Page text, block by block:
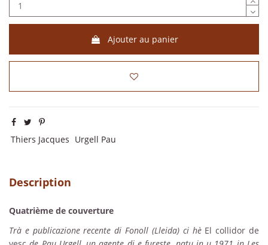
Ajouter au panier
Thiers Jacques Urgell Pau
Description
Quatrième de couverture
Trà e publicazione recente di Fonoll (Lleida) ci hè El collidor de